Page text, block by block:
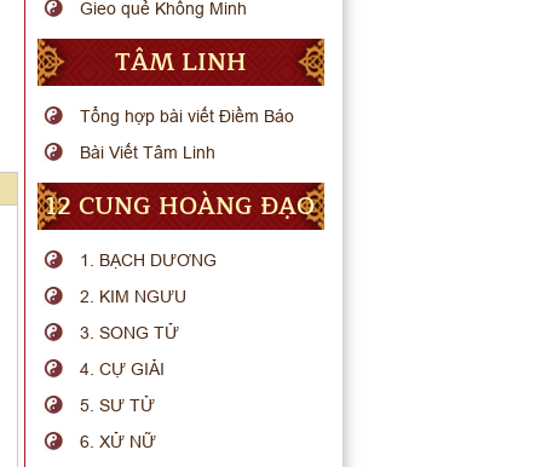
Gieo quẻ Khổng Minh
TÂM LINH
Tổng hợp bài viết Điềm Báo
Bài Viết Tâm Linh
12 CUNG HOÀNG ĐẠO
1. BẠCH DƯƠNG
2. KIM NGƯU
3. SONG TỬ
4. CỰ GIẢI
5. SƯ TỬ
6. XỬ NỮ